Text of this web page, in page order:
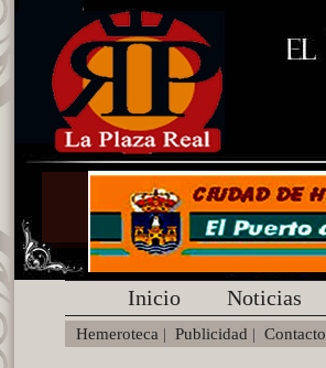
Inicio Noticias
Hemeroteca | Publicidad | Contacto